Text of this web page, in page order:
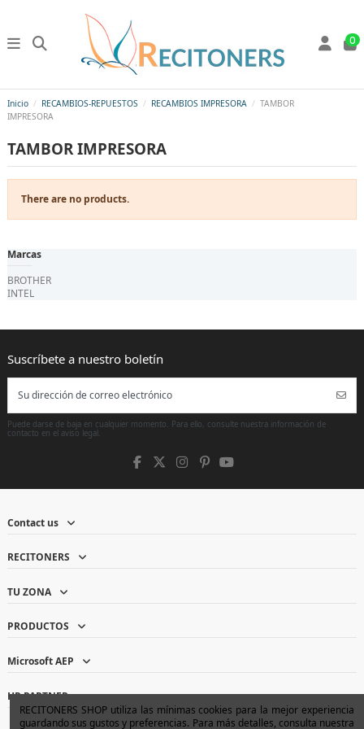
0
Inicio RECAMBIOS-REPUESTOS RECAMBIOS IMPRESORA
TAMBOR
IMPRESORA
TAMBOR IMPRESORA
There are no products.
Marcas
BROTHER
INTEL
Puede darse de baja en cualquier momento. Para ello, consulte nuestra información de
contacto en el aviso legal.
Contact us
RECITONERS
TU ZONA
PRODUCTOS
Microsoft AEP
HP PARTNER
RECITONERS SHOP utiliza las mínimas cookies para la mejor experiencia
guardando sus gustos y preferencias. Para más detalles, consulta nuestra